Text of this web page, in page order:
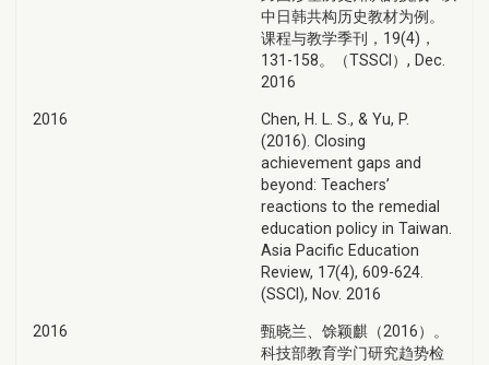
中日韩共构历史教材为例。
课程与教学季刊，19(4)，
131-158。（TSSCI）, Dec.
2016
2016
Chen, H. L. S., & Yu, P.
(2016). Closing
achievement gaps and
beyond: Teachers’
reactions to the remedial
education policy in Taiwan.
Asia Pacific Education
Review, 17(4), 609-624.
(SSCI), Nov. 2016
2016
甄晓兰、馀颖麒（2016）。
科技部教育学门研究趋势检